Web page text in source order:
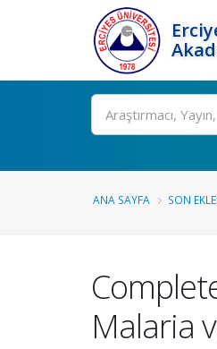
Ara
ANA SAYFA SON
Malaria